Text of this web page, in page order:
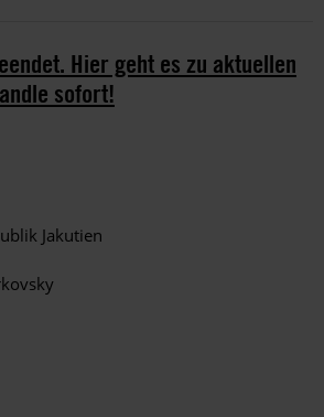
Hier geht es zu aktuellen
sofort!
Jakutien